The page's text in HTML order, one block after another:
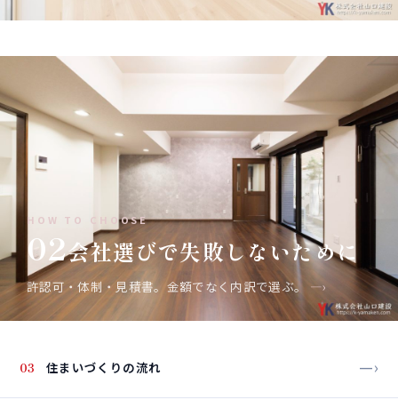
HOW TO CHOOSE
02会社選びで失敗しないために
許認可・体制・見積書。金額でなく内訳で選ぶ。 —›
03 住まいづくりの流れ —›